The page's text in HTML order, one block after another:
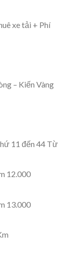
xe tải + Phí
– Kiến Vàng
11 đến 44 Từ
12.000
13.000